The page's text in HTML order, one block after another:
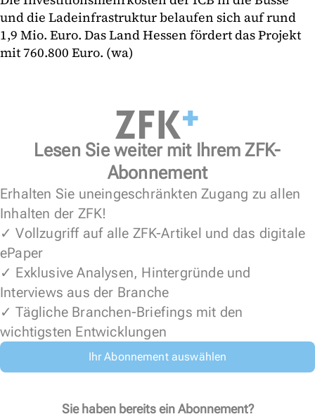
und die Ladeinfrastruktur belaufen sich auf rund
1,9 Mio. Euro. Das Land Hessen fördert das Projekt
mit 760.800 Euro. (wa)
Lesen Sie weiter mit Ihrem ZFK-
Abonnement
Erhalten Sie uneingeschränkten Zugang zu allen
Inhalten der ZFK!
✓ Vollzugriff auf alle ZFK-Artikel und das digitale
ePaper
✓ Exklusive Analysen, Hintergründe und
Interviews aus der Branche
✓ Tägliche Branchen-Briefings mit den
wichtigsten Entwicklungen
Ihr Abonnement auswählen
Sie haben bereits ein Abonnement?